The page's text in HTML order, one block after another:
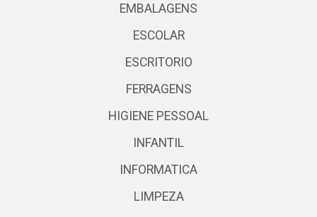
EMBALAGENS
ESCOLAR
ESCRITORIO
FERRAGENS
HIGIENE PESSOAL
INFANTIL
INFORMATICA
LIMPEZA